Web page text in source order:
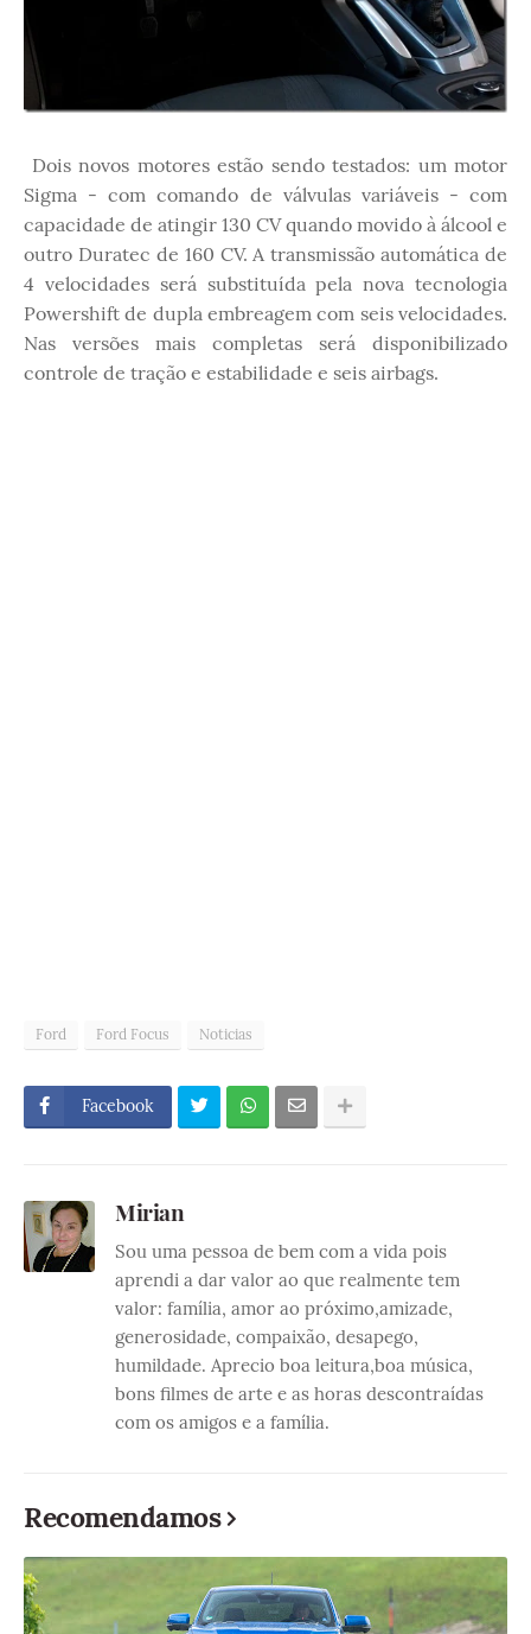
Dois novos motores estão sendo testados: um motor
Sigma - com comando de válvulas variáveis - com
capacidade de atingir 130 CV quando movido à álcool e
outro Duratec de 160 CV. A transmissão automática de
4 velocidades será substituída pela nova tecnologia
Powershift de dupla embreagem com seis velocidades.
Nas versões mais completas será disponibilizado
controle de tração e estabilidade e seis airbags.
Ford Ford Focus Noticias
Facebook
Mirian
Sou uma pessoa de bem com a vida pois
aprendi a dar valor ao que realmente tem
valor: família, amor ao próximo,amizade,
generosidade, compaixão, desapego,
humildade. Aprecio boa leitura,boa música,
bons filmes de arte e as horas descontraídas
com os amigos e a família.
Recomendamos